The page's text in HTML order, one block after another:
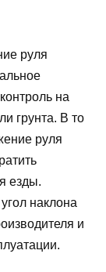
руля
на
грунта. В то
руля
езды.
наклона
и